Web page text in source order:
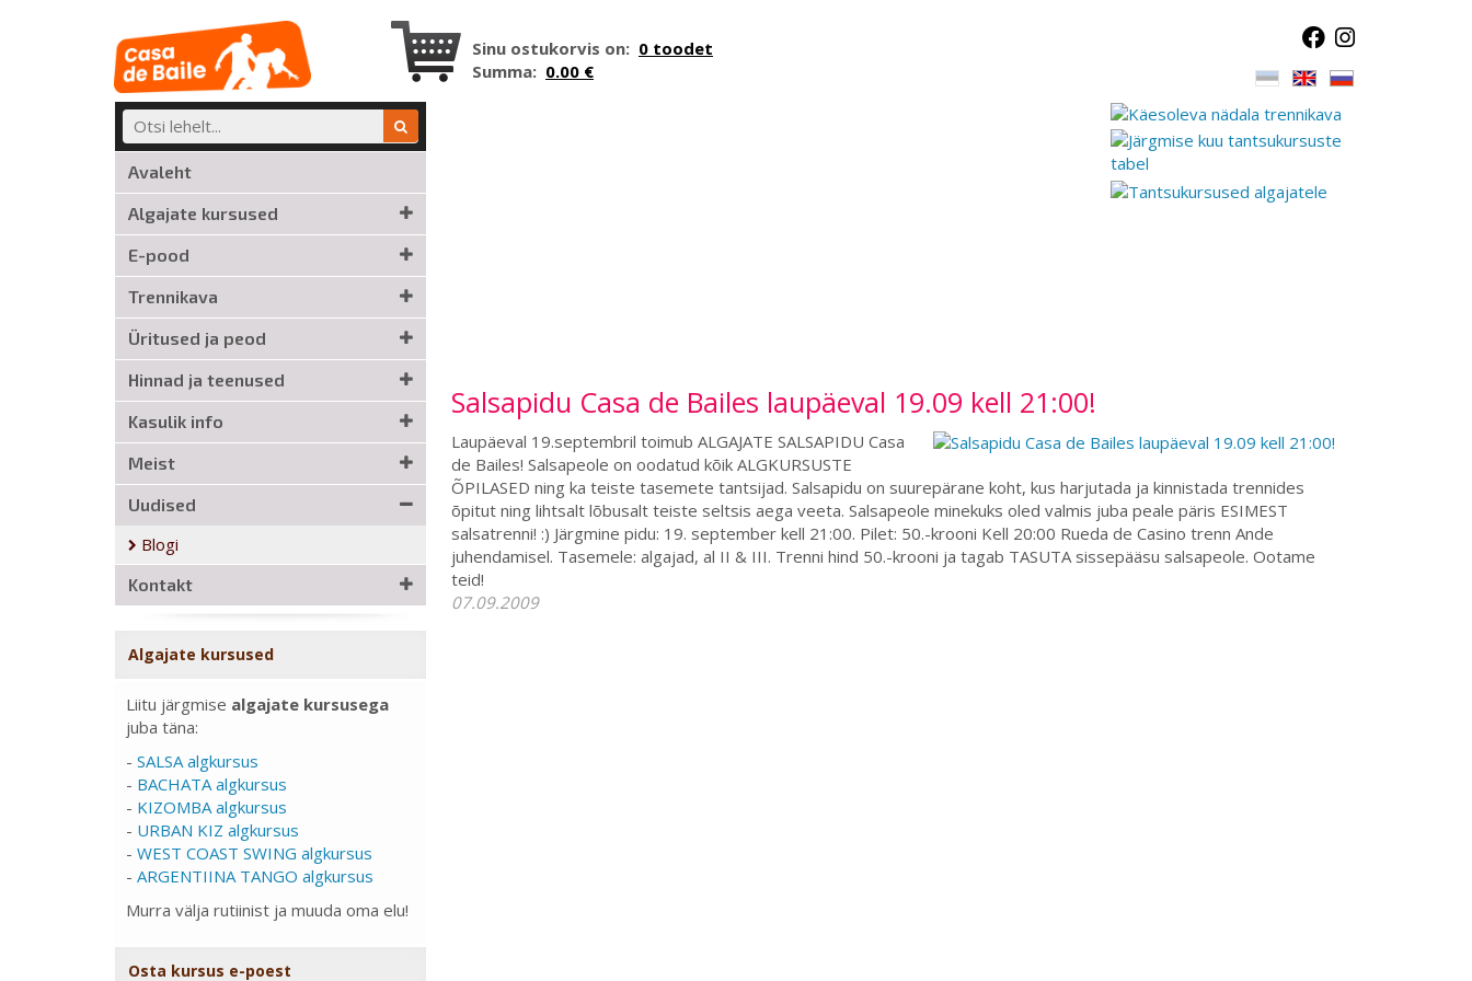
Sinu ostukorvis on: 0 toodet
Summa: 0.00 €
Avaleht
Algajate kursused
E-pood
Trennikava
Üritused ja peod
Hinnad ja teenused
Kasulik info
Meist
Uudised
Blogi
Kontakt
Algajate kursused
Liitu järgmise algajate kursusega
juba täna:
- SALSA algkursus
- BACHATA algkursus
- KIZOMBA algkursus
- URBAN KIZ algkursus
- WEST COAST SWING algkursus
- ARGENTIINA TANGO algkursus
Murra välja rutiinist ja muuda oma elu!
Osta kursus e-poest
Salsapidu Casa de Bailes laupäeval 19.09 kell 21:00!
Laupäeval 19.septembril toimub ALGAJATE SALSAPIDU Casa
de Bailes! Salsapeole on oodatud kõik ALGKURSUSTE
ÕPILASED ning ka teiste tasemete tantsijad. Salsapidu on suurepärane koht, kus harjutada ja kinnistada trennides
õpitut ning lihtsalt lõbusalt teiste seltsis aega veeta. Salsapeole minekuks oled valmis juba peale päris ESIMEST
salsatrenni! :) Järgmine pidu: 19. september kell 21:00. Pilet: 50.-krooni Kell 20:00 Rueda de Casino trenn Ande
juhendamisel. Tasemele: algajad, al II & III. Trenni hind 50.-krooni ja tagab TASUTA sissepääsu salsapeole. Ootame
teid!
07.09.2009